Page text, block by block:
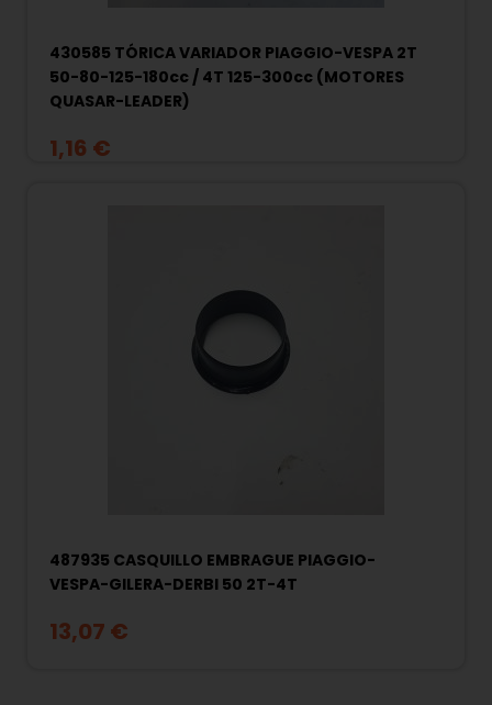
430585 TÓRICA VARIADOR PIAGGIO-VESPA 2T
50-80-125-180cc / 4T 125-300cc (MOTORES
QUASAR-LEADER)
1,16 €
487935 CASQUILLO EMBRAGUE PIAGGIO-
VESPA-GILERA-DERBI 50 2T-4T
13,07 €